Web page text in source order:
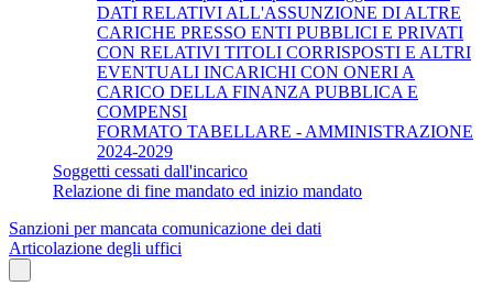
DATI RELATIVI ALL'ASSUNZIONE DI ALTRE
CARICHE PRESSO ENTI PUBBLICI E PRIVATI
CON RELATIVI TITOLI CORRISPOSTI E ALTRI
EVENTUALI INCARICHI CON ONERI A
CARICO DELLA FINANZA PUBBLICA E
COMPENSI
FORMATO TABELLARE - AMMINISTRAZIONE
2024-2029
Soggetti cessati dall'incarico
Relazione di fine mandato ed inizio mandato
Sanzioni per mancata comunicazione dei dati
Articolazione degli uffici